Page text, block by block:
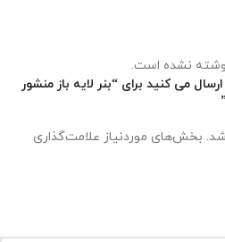
نشده است.
می کنید برای “بنر لایه باز منشور
بخش‌های موردنیاز علامت‌گذاری